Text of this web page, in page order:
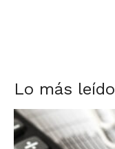
Lo más leído